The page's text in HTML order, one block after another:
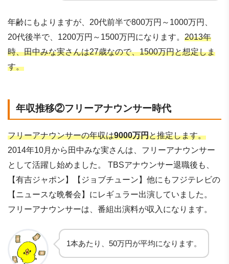
年齢にもよりますが、20代前半で800万円～1000万円、
20代後半で、1200万円～1500万円になります。 2013年
時、田中みな実さんは27歳なので、1500万円と想定しま
す。
年収推移②フリーアナウンサー時代
フリーアナウンサーの年収は9000万円と推定します。
2014年10月から田中みな実さんは、フリーアナウンサー
として活躍し始めました。 TBSアナウンサー退職後も、
【有吉ジャポン】【ジョブチューン】他にもフジテレビの
【ニュースな晩餐会】にレギュラー出演していました。
フリーアナウンサーは、番組出演料が収入になります。
1本あたり、50万円が平均になります。